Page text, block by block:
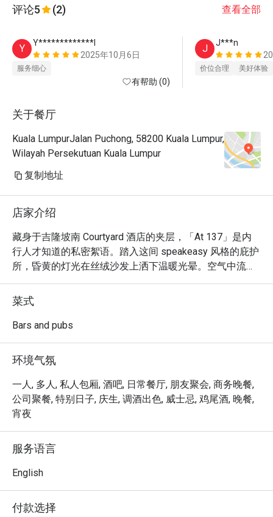
评论5 (2) 查看全部
Y
Y*************l
2025年10月6日
服务细心
有帮助 (0)
J
J***n
价位合理 美好体验
关于餐厅
Kuala LumpurJalan Puchong, 58200 Kuala Lumpur,
Wilayah Persekutuan Kuala Lumpur
复制地址
店家介绍
藏身于吉隆坡南 Courtyard 酒店的夹层，「At 137」是内
行人才知道的私密絮语。踏入这间 speakeasy 风格的庇护
所，昏黄的灯光在丝绒沙发上洒下温暖光晕。空气中流淌
着宁静，伴随着冰块的清脆碰撞声与低声交谈的呢喃。这
是一处为悠闲夜晚而设的精致遁世之所。在这里，充满巧
思的在地风味调酒，都经由调酒师匠心巧手，将一杯寻常
的睡前酒，升华为难忘的吉隆坡回忆。
无论是享用简餐，或想在此流连忘返，以下几点将让您对
这里念念不忘：
“在地风味，国际风范”：品尝创意鸡尾酒，巧妙玩转 teh
tarik 与 assam boi 等经典马来西亚风味。
“货真价实的隐藏瑰宝”：发掘隐藏版酒吧的静谧与惊喜，
在私密舒适的氛围中彻底放松。
让这家酒店酒吧亲切得像您最爱的街角小馆。
菜式
Bars and pubs
环境气氛
一人, 多人, 私人包厢, 酒吧, 日常餐厅, 朋友聚会, 商务晚餐,
公司聚餐, 特别日子, 庆生, 调酒出色, 威士忌, 鸡尾酒, 晚餐,
宵夜
服务语言
English
付款选择